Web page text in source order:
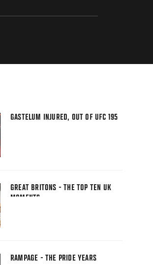
GASTELUM INJURED, OUT OF UFC 195
GREAT BRITONS - THE TOP TEN UK
MOMENTS
RAMPAGE - THE PRIDE YEARS